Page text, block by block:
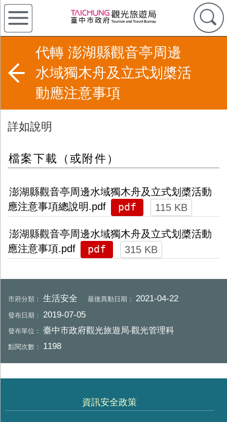
代轉 澎湖縣觀音亭周邊
水域獨木舟及立式划槳活
動應注意事項
詳如說明
檔案下載（或附件）
澎湖縣觀音亭周邊水域獨木舟及立式划槳活動
應注意事項總說明.pdf
pdf 115 KB
澎湖縣觀音亭周邊水域獨木舟及立式划槳活動
應注意事項.pdf
pdf 315 KB
市府分類：生活安全 最後異動日期：2021-04-22
發布日期： 2019-07-05
發布單位：臺中市政府觀光旅遊局‧觀光管理科
點閱次數： 1198
資訊安全政策